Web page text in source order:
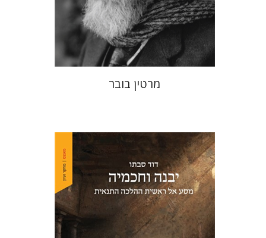
הנחת אתר ספר מודפס
$35
$32
מרטין בובר
דוד סבתו